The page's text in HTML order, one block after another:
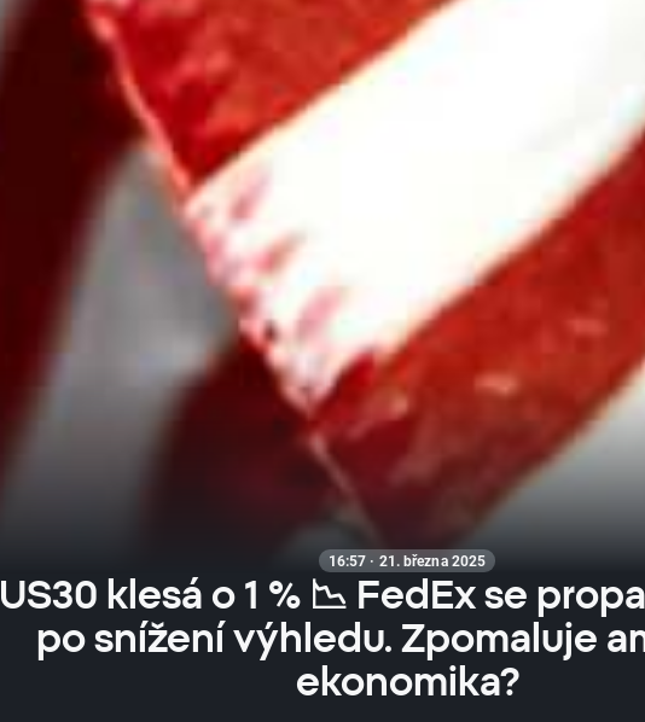
16:57 · 21. března 2025
US30 klesá o 1 % 📉 FedEx se
po snížení výhledu. Zpomaluje
ekonomika?